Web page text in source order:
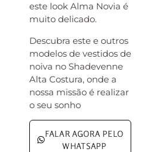
este look Alma Novia é
muito delicado.
Descubra este e outros
modelos de vestidos de
noiva no Shadevenne
Alta Costura, onde a
nossa missão é realizar
o seu sonho
FALAR AGORA PELO
WHATSAPP